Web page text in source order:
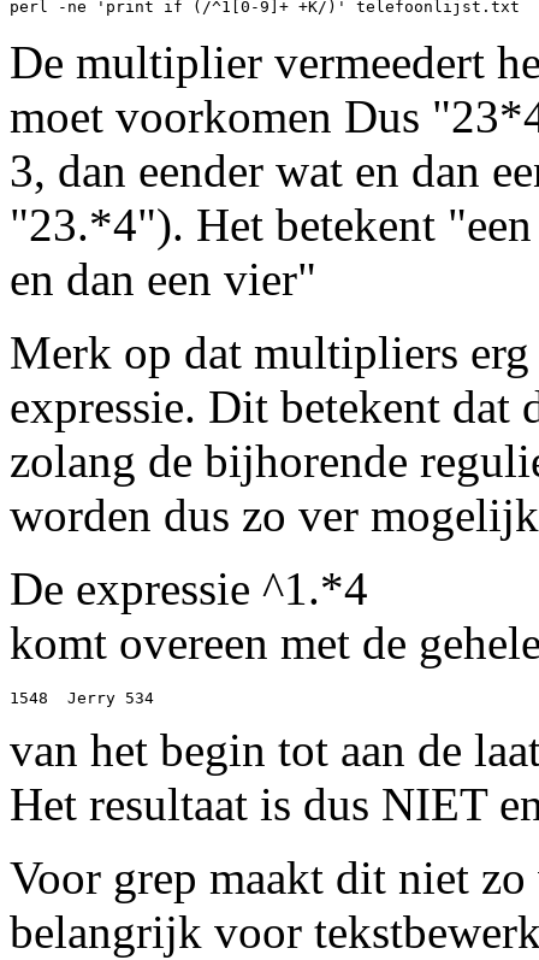
De multiplier vermeedert
moet voorkomen Dus
3, dan eender wat en dan
"23.*4"). Het betekent
en dan een vier"
Merk op dat multipliers
expressie. Dit betekent
zolang de bijhorende
worden dus zo ver
De expressie ^1.*4
komt overeen met de
van het begin tot aan de
Het resultaat is dus NIET
Voor grep maakt dit niet
belangrijk voor